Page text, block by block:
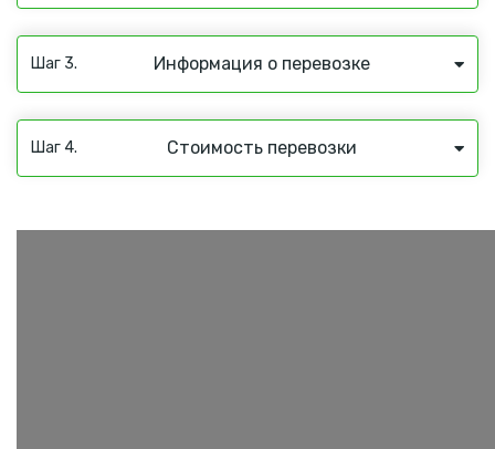
Шаг 3. Информация о перевозке
Шаг 4. Стоимость перевозки